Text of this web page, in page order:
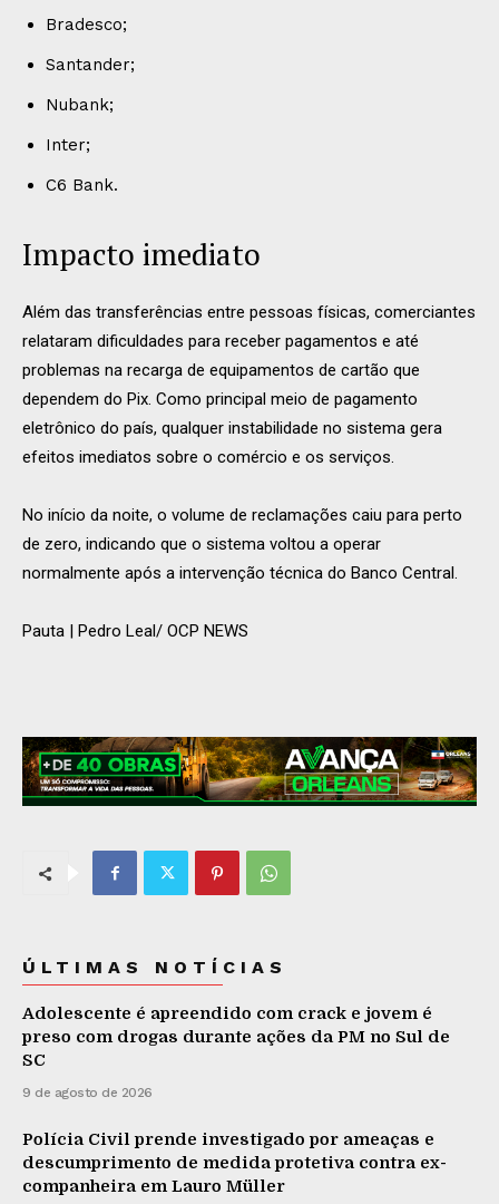
Bradesco;
Santander;
Nubank;
Inter;
C6 Bank.
Impacto imediato
Além das transferências entre pessoas físicas, comerciantes
relataram dificuldades para receber pagamentos e até
problemas na recarga de equipamentos de cartão que
dependem do Pix. Como principal meio de pagamento
eletrônico do país, qualquer instabilidade no sistema gera
efeitos imediatos sobre o comércio e os serviços.
No início da noite, o volume de reclamações caiu para perto
de zero, indicando que o sistema voltou a operar
normalmente após a intervenção técnica do Banco Central.
Pauta | Pedro Leal/ OCP NEWS
ÚLTIMAS NOTÍCIAS
Adolescente é apreendido com crack e jovem é
preso com drogas durante ações da PM no Sul de
SC
9 de agosto de 2026
Polícia Civil prende investigado por ameaças e
descumprimento de medida protetiva contra ex-
companheira em Lauro Müller